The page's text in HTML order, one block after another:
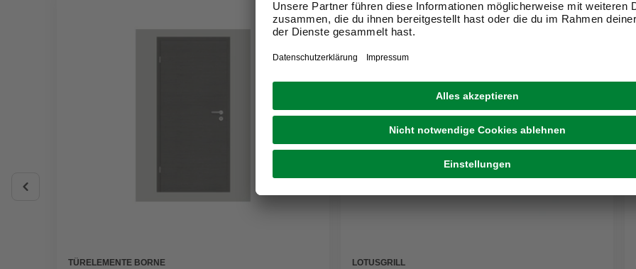
TÜRELEMENTE BORNE LOTUSGRILL